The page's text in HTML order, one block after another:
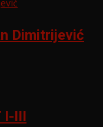
Dimitrijević
I-III